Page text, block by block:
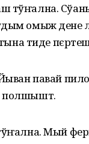
тўҥална.
омыж дене
тиде
павай
полшышт.
Мый